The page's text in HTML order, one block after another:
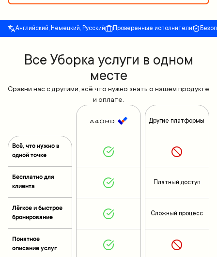
Английский, Немецкий, Русский Проверенные исполнители
Все Уборка услуги в одном
месте
Сравни нас с другими, всё что нужно знать о нашем продукте
и оплате.
Всё, что нужно в
одной точке
Бесплатно для
клиента
Лёгкое и быстрое
бронирование
Понятное
описание услуг
Другие платформы
Платный доступ
Сложный процесс